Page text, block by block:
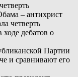
– антихрист
четверть
дебатов о
Партии
и сравнивают его